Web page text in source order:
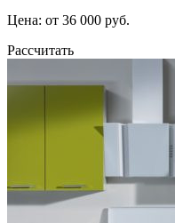
Цена: от 36 000 руб.
Рассчитать